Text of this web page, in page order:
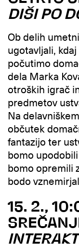
DIŠI PO
Ob delih
ugotavljali,
počutimo
dela Marka
otroških igrač
predmetov
Na
občutek
fantazijo ter
bomo
bomo opremili
bodo
15. 2.,